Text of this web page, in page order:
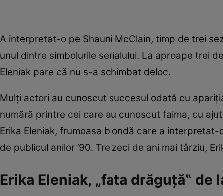
A interpretat-o pe Shauni McClain, timp de trei
unul dintre simbolurile serialului. La aproape trei
Eleniak pare că nu s-a schimbat deloc.
Mulţi actori au cunoscut succesul odată cu
numără printre cei care au cunoscut faima, cu
Erika Eleniak, frumoasa blondă care a
de publicul anilor ’90. Treizeci de ani mai târziu,
Erika Eleniak, „fata drăguţă‟ de